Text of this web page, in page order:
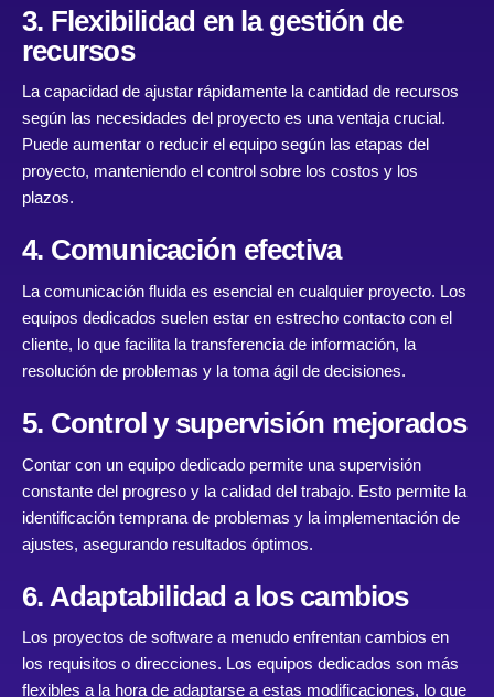
3. Flexibilidad en la gestión de
recursos
La capacidad de ajustar rápidamente la cantidad de recursos
según las necesidades del proyecto es una ventaja crucial.
Puede aumentar o reducir el equipo según las etapas del
proyecto, manteniendo el control sobre los costos y los
plazos.
4. Comunicación efectiva
La comunicación fluida es esencial en cualquier proyecto. Los
equipos dedicados suelen estar en estrecho contacto con el
cliente, lo que facilita la transferencia de información, la
resolución de problemas y la toma ágil de decisiones.
5. Control y supervisión mejorados
Contar con un equipo dedicado permite una supervisión
constante del progreso y la calidad del trabajo. Esto permite la
identificación temprana de problemas y la implementación de
ajustes, asegurando resultados óptimos.
6. Adaptabilidad a los cambios
Los proyectos de software a menudo enfrentan cambios en
los requisitos o direcciones. Los equipos dedicados son más
flexibles a la hora de adaptarse a estas modificaciones, lo que